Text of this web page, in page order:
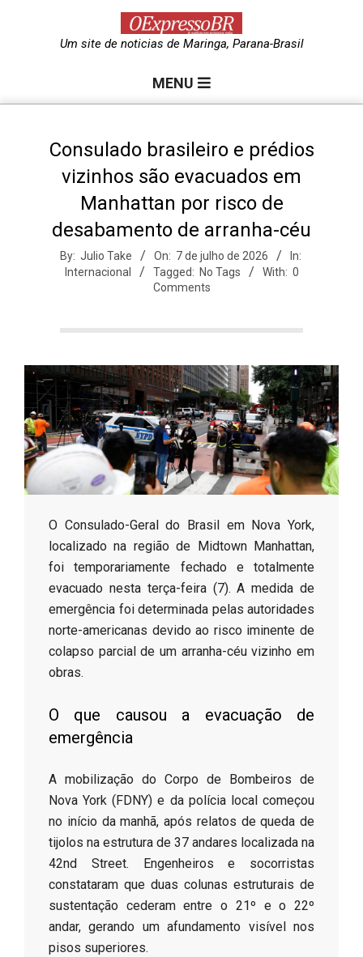
e
s
s
o
B
Um site de noticias de Maringa, Parana-Brasil
MENU
Consulado brasileiro e prédios
vizinhos são evacuados em
Manhattan por risco de
desabamento de arranha-céu
By: Julio Take On: 7 de julho de 2026
In:
Internacional
Tagged: No Tags With: 0
Comments
​O Consulado-Geral do Brasil em Nova York,
localizado na região de Midtown Manhattan,
foi temporariamente fechado e totalmente
evacuado nesta terça-feira (7). A medida de
emergência foi determinada pelas autoridades
norte-americanas devido ao risco iminente de
colapso parcial de um arranha-céu vizinho em
obras.
​O que causou a evacuação de
emergência
​A mobilização do Corpo de Bombeiros de
Nova York (FDNY) e da polícia local começou
no início da manhã, após relatos de queda de
tijolos na estrutura de 37 andares localizada na
42nd Street. Engenheiros e socorristas
constataram que duas colunas estruturais de
sustentação cederam entre o 21º e o 22º
andar, gerando um afundamento visível nos
pisos superiores.